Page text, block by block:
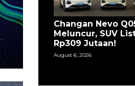
Changan Nevo
Meluncur, SUV
Rp309 Jutaan!
August 6, 2026